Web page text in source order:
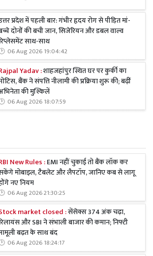
प्रदेश में पहली बार: गंभीर हृदय रोग से पीड़ित मां-
दोनों की बची जान, सिजेरियन और डबल वाल्व
साथ-साथ
06 Aug 2026 19:04:42
Yadav :शाहजहांपुर स्थित घर पर कुर्की का
बैंक ने संपत्ति नीलामी की प्रक्रिया शुरू की; बढ़ीं
की मुश्किलें
06 Aug 2026 18:07:59
New Rules :EMI नहीं चुकाई तो बैंक लॉक कर
मोबाइल, टैबलेट और लैपटॉप, जानिए कब से लागू
नए नियम
06 Aug 2026 21:30:25
market closed :सेंसेक्स 374 अंक चढ़ा,
और SBI ने संभाली बाजार की कमान; निफ्टी
बढ़त के साथ बंद
06 Aug 2026 18:24:17